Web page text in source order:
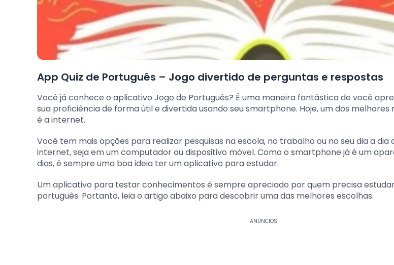
App Quiz de Português – Jogo divertido de perguntas e respostas
Você já conhece o aplicativo Jogo de Português? É uma maneira fantástica de você
sua proficiência de forma útil e divertida usando seu smartphone. Hoje, um dos
é a internet.
Você tem mais opções para realizar pesquisas na escola, no trabalho ou no seu dia a dia
internet, seja em um computador ou dispositivo móvel. Como o smartphone já é um
dias, é sempre uma boa ideia ter um aplicativo para estudar.
Um aplicativo para testar conhecimentos é sempre apreciado por quem precisa
português. Portanto, leia o artigo abaixo para descobrir uma das melhores escolhas.
ANÚNCIOS